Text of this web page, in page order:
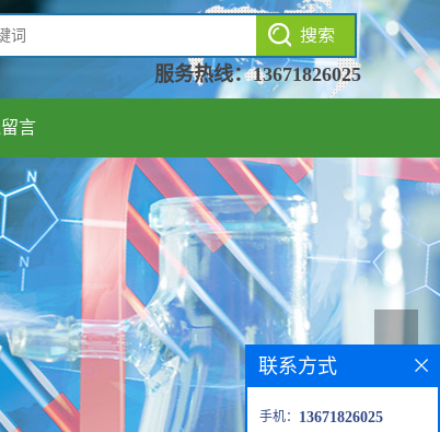
服务热线：13671826025
言
联系方式
手机： 13671826025